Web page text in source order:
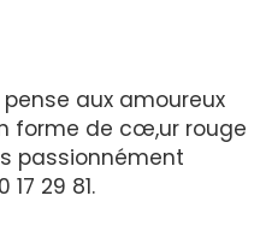
aux amoureux
forme de cœ,ur rouge
passionnément
29 81.